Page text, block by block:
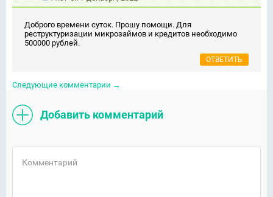
Доброго времени суток. Прошу помощи. Для
реструктуризации микрозаймов и кредитов необходимо
500000 рублей.
ОТВЕТИТЬ
Следующие комментарии →
Добавить комментарий